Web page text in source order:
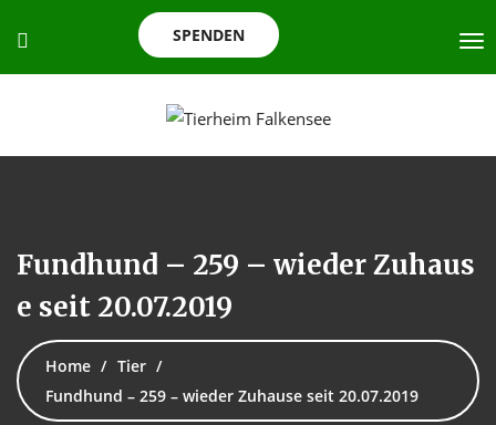
SPENDEN
Fundhund – 259 – wieder Zuhaus
e seit 20.07.2019
Home
Tier
Fundhund – 259 – wieder Zuhause seit 20.07.2019